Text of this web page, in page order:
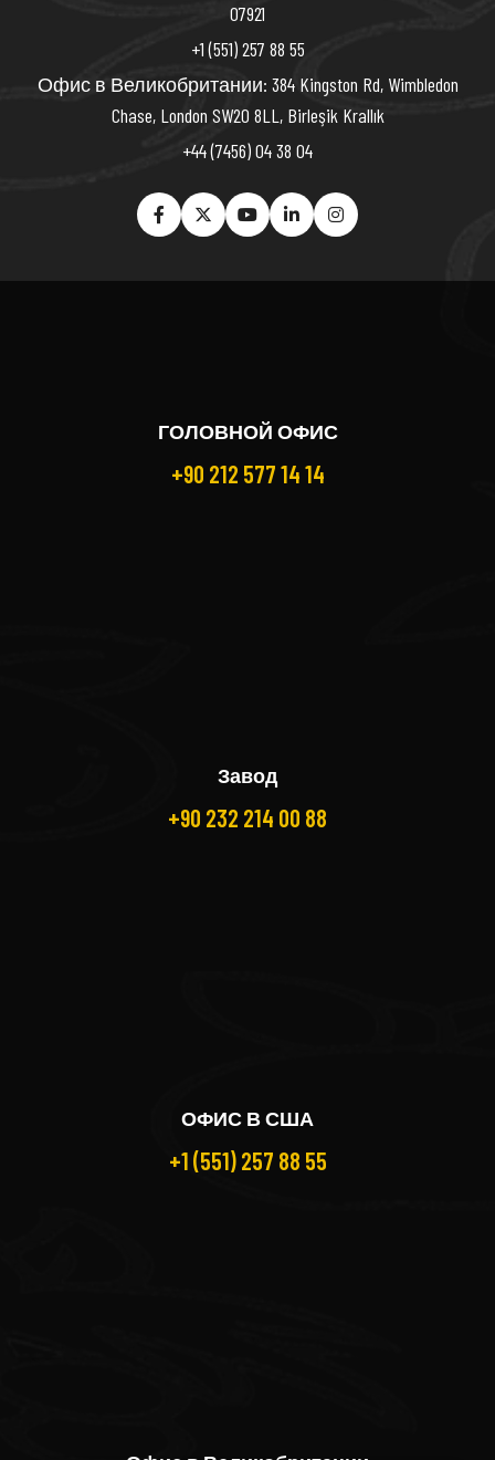
07921
+1 (551) 257 88 55
Офис в Великобритании: 384 Kingston Rd, Wimbledon
Chase, London SW20 8LL, Birleşik Krallık
+44 (7456) 04 38 04
ГОЛОВНОЙ ОФИС
+90 212 577 14 14
Завод
+90 232 214 00 88
ОФИС В США
+1 (551) 257 88 55